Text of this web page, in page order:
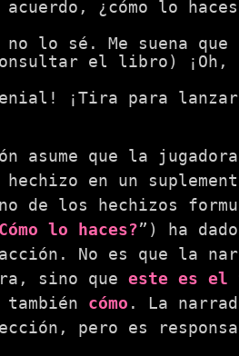
acuerdo, ¿cómo lo
no lo sé. Me suena
el libro) ¡Oh,
¡Tira para
asume que la
en un
de los hechizos
lo haces?”) ha
No es que la
sino que este es el
cómo . La
pero es